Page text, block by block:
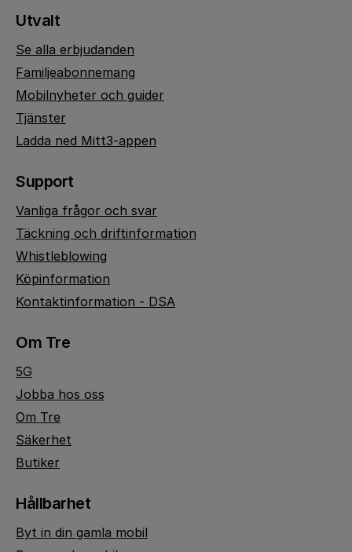
Utvalt
Se alla erbjudanden
Familjeabonnemang
Mobilnyheter och guider
Tjänster
Ladda ned Mitt3-appen
Support
Vanliga frågor och svar
Täckning och driftinformation
Whistleblowing
Köpinformation
Kontaktinformation - DSA
Om Tre
5G
Jobba hos oss
Om Tre
Säkerhet
Butiker
Hållbarhet
Byt in din gamla mobil